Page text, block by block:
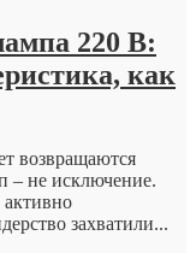
220 В:
как
возвращаются
– не исключение.
активно
захватили...